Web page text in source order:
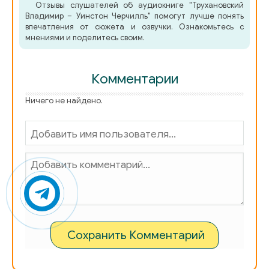
03-21 - Уинстон Черчилль - Глава 03. Первый успех
03-22 - Уинстон Черчилль - Глава 03. Первый успех
03-24 - Уинстон Черчилль - Глава 03. Первый успех
03-25 - Уинстон Черчилль - Глава 03. Первый успех
03-26 - Уинстон Черчилль - Глава 03. Первый успех
03-27 - Уинстон Черчилль - Глава 03. Первый успех
03-28 - Уинстон Черчилль - Глава 03. Первый успех
03-29 - Уинстон Черчилль - Глава 03. Первый успех
Отзывы слушателей об аудиокниге "Трухановский
Владимир – Уинстон Черчилль" помогут лучше понять
впечатления от сюжета и озвучки. Ознакомьтесь с
мнениями и поделитесь своим.
Комментарии
Ничего не найдено.
Сохранить Комментарий